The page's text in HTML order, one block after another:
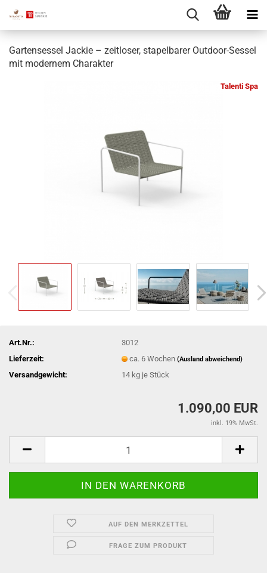
Gartensessel Jackie – zeitloser, stapelbarer Outdoor-Sessel
mit modernem Charakter
Talenti Spa
Art.Nr.:
3012
Lieferzeit:
ca. 6 Wochen(Ausland abweichend)
Versandgewicht: 14 kg je Stück
1.090,00 EUR
inkl. 19% MwSt.
AUF DEN MERKZETTEL
FRAGE ZUM PRODUKT